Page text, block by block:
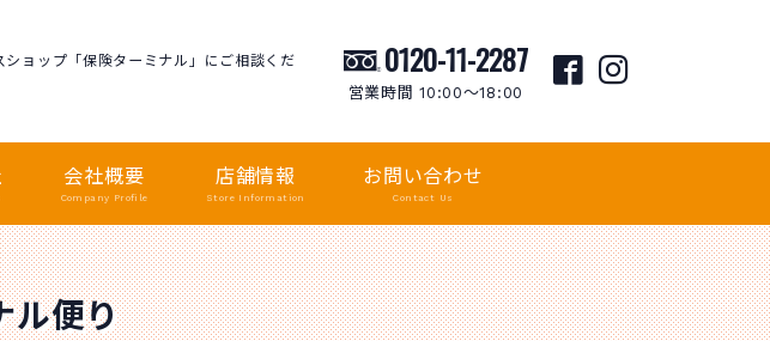
ョップ「保険ターミナル」にご相談くだ
0120-11-2287
営業時間 10:00〜18:00
会社概要
Company Profile
店舗情報
Store Information
お問い合わせ
Contact Us
ル便り